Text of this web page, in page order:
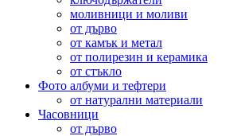
моливници и моливи
от дърво
от камък и метал
от полирезин и керамика
от стъкло
Фото албуми и тефтери
от натурални материали
Часовници
от дърво